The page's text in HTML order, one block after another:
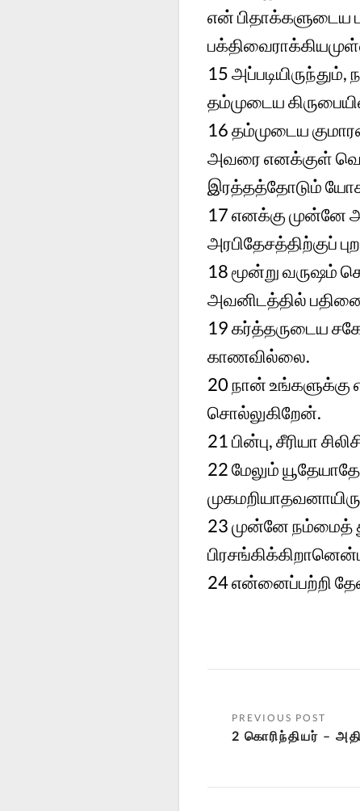
என் பிதாக்களுடைய
15
தம்முடைய
16தம்முடைய
அவரை எனக்குள்
இரத்தத்தோடும்
17எனக்கு முன்னே
அரபிதேசத்திற்குப்
18மூன்று வருஷம்
அவனிடத்தில்
19கர்த்தருடைய
காணவில்லை.
20நான் உங்களுக்கு
சொல்லுகிறேன்.
21பின்பு, சீரியா
22மேலும்
23முன்னே நம்மைத்
24என்னைப்பற்றி
2 கொரிந்தியர் –